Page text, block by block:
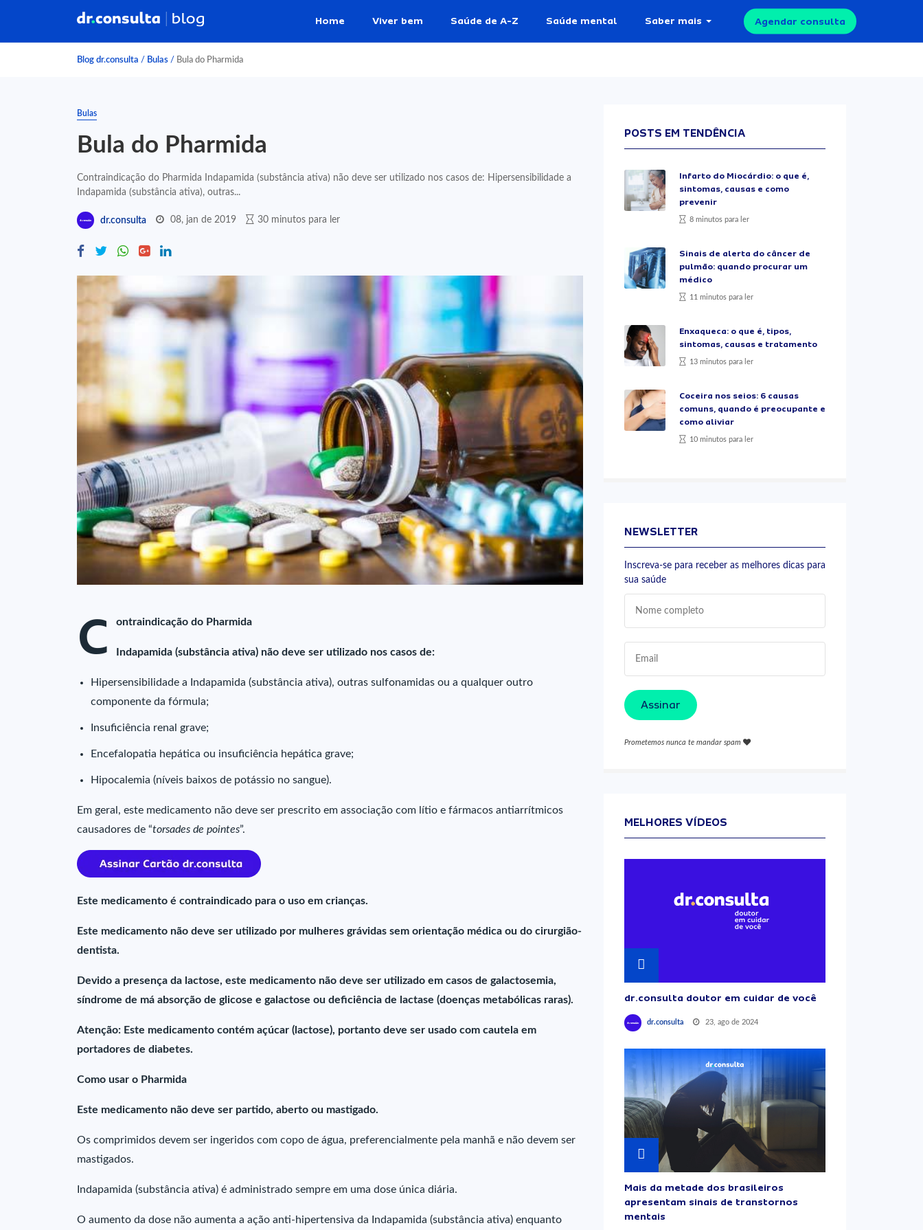
Home Viver bem Saúde de A-Z Saúde mental Saber mais Agendar consulta
Blog dr.consulta / Bulas / Bula do Pharmida
Bulas
Bula do Pharmida
Contraindicação do Pharmida Indapamida (substância ativa) não deve ser utilizado nos casos de: Hipersensibilidade a
Indapamida (substância ativa), outras...
dr.consulta 08, jan de 2019 30 minutos para ler
C ontraindicação do Pharmida
Indapamida (substância ativa) não deve ser utilizado nos casos de:
Hipersensibilidade a Indapamida (substância ativa), outras sulfonamidas ou a qualquer outro
componente da fórmula;
Insuficiência renal grave;
Encefalopatia hepática ou insuficiência hepática grave;
Hipocalemia (níveis baixos de potássio no sangue).
Em geral, este medicamento não deve ser prescrito em associação com lítio e fármacos antiarrítmicos
causadores de “torsades de pointes”.
Este medicamento é contraindicado para o uso em crianças.
Este medicamento não deve ser utilizado por mulheres grávidas sem orientação médica ou do cirurgião-
dentista.
Devido a presença da lactose, este medicamento não deve ser utilizado em casos de galactosemia,
síndrome de má absorção de glicose e galactose ou deficiência de lactase (doenças metabólicas raras).
Atenção: Este medicamento contém açúcar (lactose), portanto deve ser usado com cautela em
portadores de diabetes.
Como usar o Pharmida
Este medicamento não deve ser partido, aberto ou mastigado.
Os comprimidos devem ser ingeridos com copo de água, preferencialmente pela manhã e não devem ser
mastigados.
Indapamida (substância ativa) é administrado sempre em uma dose única diária.
O aumento da dose não aumenta a ação anti-hipertensiva da Indapamida (substância ativa) enquanto
POSTS EM TENDÊNCIA
Infarto do Miocárdio: o que é,
sintomas, causas e como
prevenir
8 minutos para ler
Sinais de alerta do câncer de
pulmão: quando procurar um
médico
11 minutos para ler
Enxaqueca: o que é, tipos,
sintomas, causas e tratamento
13 minutos para ler
Coceira nos seios: 6 causas
comuns, quando é preocupante e
como aliviar
10 minutos para ler
NEWSLETTER
Inscreva-se para receber as melhores dicas para
sua saúde
Assinar
Prometemos nunca te mandar spam
MELHORES VÍDEOS
dr.consulta doutor em cuidar de você
dr.consulta 23, ago de 2024
Mais da metade dos brasileiros
apresentam sinais de transtornos
mentais